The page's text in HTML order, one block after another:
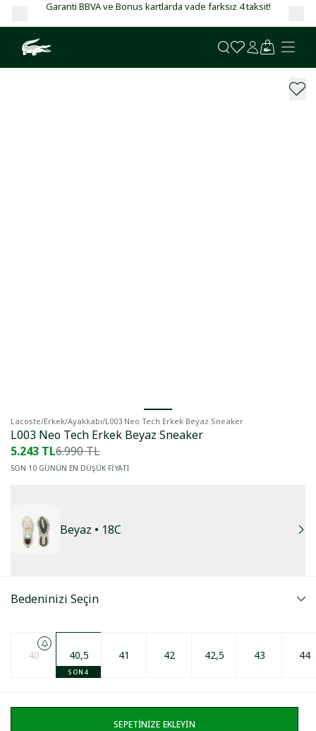
Garanti BBVA ve Bonus kartlarda vade farksız 4 taksit!
Lacoste/Erkek/Ayakkabı/L003 Neo Tech Erkek Beyaz Sneaker
L003 Neo Tech Erkek Beyaz Sneaker
5.243 TL6.990 TL
SON 10 GÜNÜN EN DÜŞÜK FİYATI
Bedeninizi Seçin
40 40,5
SON 4
41 42 42,5 43 44
Beyaz • 18C
SEPETİNİZE EKLEYİN